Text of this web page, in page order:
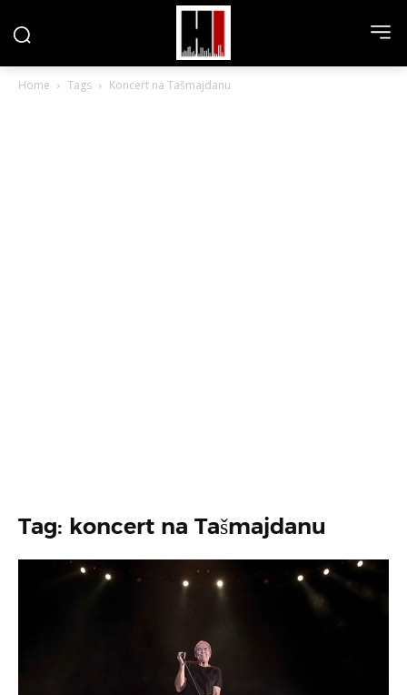
Home Tags Koncert na Tašmajdanu
Tag: koncert na Tašmajdanu